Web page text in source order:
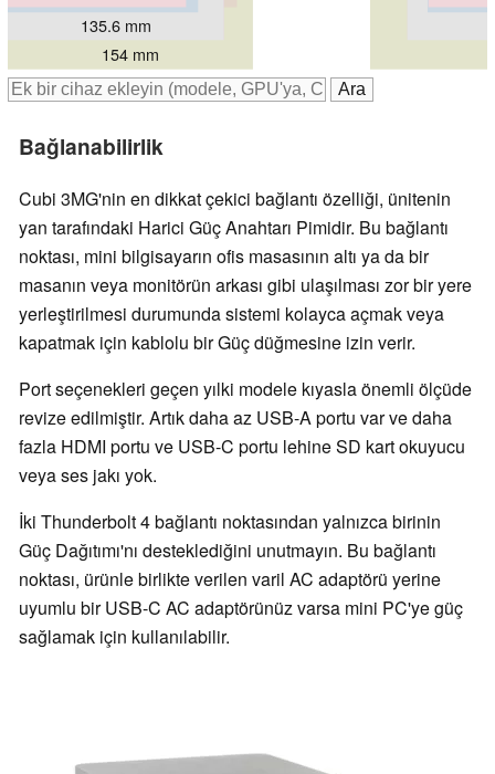
154 mm
135.6 mm
135.6 mm
Bağlanabilirlik
Cubi 3MG'nin en dikkat çekici bağlantı özelliği, ünitenin
yan tarafındaki Harici Güç Anahtarı Pimidir. Bu bağlantı
noktası, mini bilgisayarın ofis masasının altı ya da bir
masanın veya monitörün arkası gibi ulaşılması zor bir yere
yerleştirilmesi durumunda sistemi kolayca açmak veya
kapatmak için kablolu bir Güç düğmesine izin verir.
Port seçenekleri geçen yılki modele kıyasla önemli ölçüde
revize edilmiştir. Artık daha az USB-A portu var ve daha
fazla HDMI portu ve USB-C portu lehine SD kart okuyucu
veya ses jakı yok.
İki Thunderbolt 4 bağlantı noktasından yalnızca birinin
Güç Dağıtımı'nı desteklediğini unutmayın. Bu bağlantı
noktası, ürünle birlikte verilen varil AC adaptörü yerine
uyumlu bir USB-C AC adaptörünüz varsa mini PC'ye güç
sağlamak için kullanılabilir.